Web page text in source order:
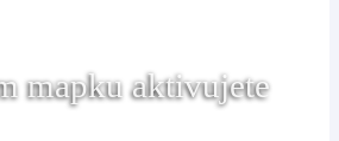
mapku aktivujete